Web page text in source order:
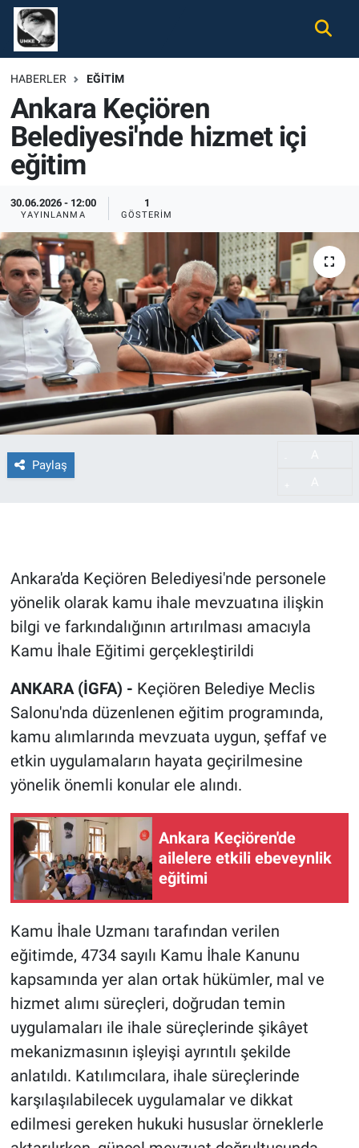
HABERLER EĞITIM
Ankara Keçiören
Belediyesi'nde hizmet içi
eğitim
30.06.2026 - 12:00
YAYINLANMA
1
GÖSTERIM
Paylaş
Ankara'da Keçiören Belediyesi'nde personele
yönelik olarak kamu ihale mevzuatına ilişkin
bilgi ve farkındalığının artırılması amacıyla
Kamu İhale Eğitimi gerçekleştirildi
ANKARA (İGFA) - Keçiören Belediye Meclis
Salonu'nda düzenlenen eğitim programında,
kamu alımlarında mevzuata uygun, şeffaf ve
etkin uygulamaların hayata geçirilmesine
yönelik önemli konular ele alındı.
Ankara Keçiören'de
ailelere etkili ebeveynlik
eğitimi
Kamu İhale Uzmanı tarafından verilen
eğitimde, 4734 sayılı Kamu İhale Kanunu
kapsamında yer alan ortak hükümler, mal ve
hizmet alımı süreçleri, doğrudan temin
uygulamaları ile ihale süreçlerinde şikâyet
mekanizmasının işleyişi ayrıntılı şekilde
anlatıldı. Katılımcılara, ihale süreçlerinde
karşılaşılabilecek uygulamalar ve dikkat
edilmesi gereken hukuki hususlar örneklerle
Gündem
Ekonomi
Spor
Tüm Haberler
İletişim
Künye
Nöbetçi Eczaneler
Hava Durumu
Namaz Vakitleri
Süper Lig Puan Durumu ve Fikstür
Tüm Manşetler
Son Dakika Haberleri
Haber Arşivi